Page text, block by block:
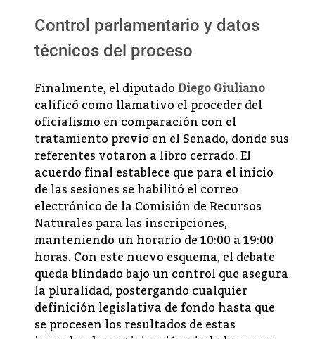
Control parlamentario y datos
técnicos del proceso
Finalmente, el diputadoDiego Giuliano
calificó como llamativo el proceder del
oficialismo en comparación con el
tratamiento previo en el Senado, donde sus
referentes votaron a libro cerrado. El
acuerdo final establece que para el inicio
de las sesiones se habilitó el correo
electrónico de la Comisión de Recursos
Naturales para las inscripciones,
manteniendo un horario de 10:00 a 19:00
horas. Con este nuevo esquema, el debate
queda blindado bajo un control que asegura
la pluralidad, postergando cualquier
definición legislativa de fondo hasta que
se procesen los resultados de estas